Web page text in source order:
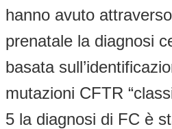
hanno avuto
prenatale la diagnosi
basata
mutazioni CFTR
5 la diagnosi di FC è